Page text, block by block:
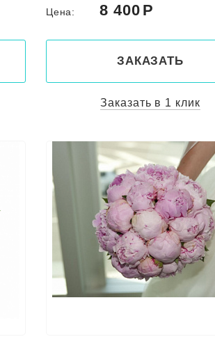
Цена: 8 400
ЗАКАЗАТЬ
Заказать в 1 клик